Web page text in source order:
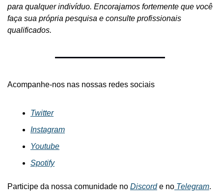
para qualquer indivíduo. Encorajamos fortemente que você
faça sua própria pesquisa e consulte profissionais
qualificados.
Acompanhe-nos nas nossas redes sociais
Twitter
Instagram
Youtube
Spotify
Participe da nossa comunidade no Discord e no Telegram.